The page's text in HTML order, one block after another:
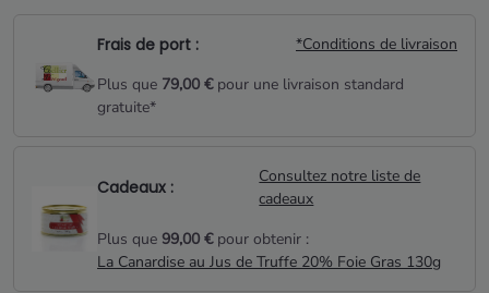
Frais de port :
*Conditions de livraison
Plus que 79,00 €pour une livraison standard
gratuite*
Cadeaux :
Consultez notre liste de
cadeaux
Plus que 99,00 €pour obtenir :
La Canardise au Jus de Truffe 20% Foie Gras 130g